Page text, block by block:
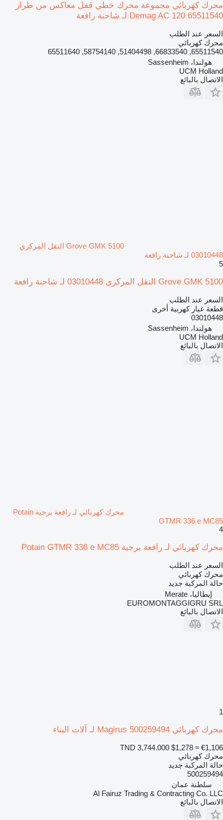
محرك كهربائي مجموعة محرك خطي قفل معاكس من طراز
Demag AC 120 65511540 لـ شاحنة رافعة
السعر عند الطلب
محرك كهربائي
65511540, 66833540, 51404498, 58754140, 65511640
هولندا، Sassenheim
UCM Holland
الاتصال بالبائع
Grove GMK 5100 النقل المركزي
03010448 لـ شاحنة رافعة
5
Grove GMK 5100 النقل المركزي 03010448 لـ شاحنة رافعة
السعر عند الطلب
قطعة غيار كهربية أخرى
03010448
هولندا، Sassenheim
UCM Holland
الاتصال بالبائع
محرك كهربائي لـ رافعة برجية Potain
GTMR 336 e MC85
4
محرك كهربائي لـ رافعة برجية Potain GTMR 336 e MC85
السعر عند الطلب
محرك كهربائي
حالة المركبة جديد
إيطاليا، Merate
EUROMONTAGGIGRU SRL
الاتصال بالبائع
1
محرك كهربائي Magirus 500259494 لـ آلات البناء
TND 3,744.000 $1,278 ≈ €1,106
محرك كهربائي
حالة المركبة جديد
500259494
سلطنة عمان
Al Fairuz Trading & Contracting Co. LLC
الاتصال بالبائع